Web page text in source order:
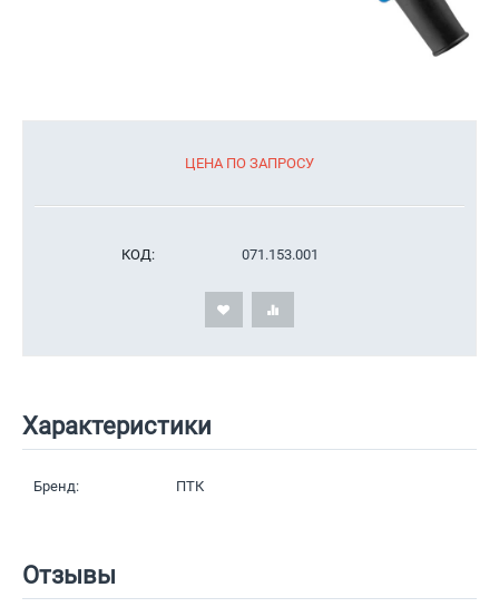
ЦЕНА ПО ЗАПРОСУ
КОД: 071.153.001
Характеристики
Бренд: ПТК
Отзывы